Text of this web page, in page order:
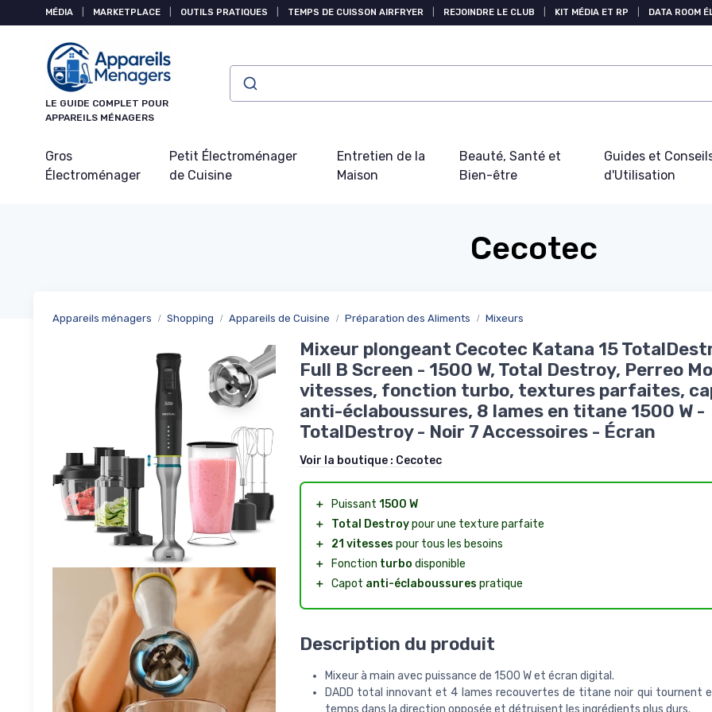
MÉDIA MARKETPLACE OUTILS PRATIQUES TEMPS DE CUISSON AIRFRYER REJOINDRE LE CLUB KIT MÉDIA ET RP DATA ROOM
LE GUIDE COMPLET POUR
APPAREILS MÉNAGERS
Gros
Électroménager
Petit Électroménager
de Cuisine
Entretien de la
Maison
Beauté, Santé et
Bien-être
Guides et
d'Utilisation
Cecotec
Appareils ménagers Shopping Appareils de Cuisine Préparation des Aliments Mixeurs
Mixeur plongeant Cecotec Katana 15
Full B Screen - 1500 W, Total Destroy, Perreo
vitesses, fonction turbo, textures parfaites,
anti-éclaboussures, 8 lames en titane 1500 W -
TotalDestroy - Noir 7 Accessoires - Écran
Voir la boutique : Cecotec
＋ Puissant 1500 W
＋
Total Destroypour une texture parfaite
＋
21 vitesses pour tous les besoins
＋
Fonction turbo disponible
＋ Capot anti-éclaboussures pratique
Description du produit
Mixeur à main avec puissance de 1500 W et écran digital.
DADD total innovant et 4 lames recouvertes de titane noir qui tournent
Panneau de gestion des cookies